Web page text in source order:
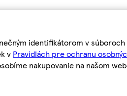
identifikátorom v
v Pravidlách pre ochranu
nakupovanie na našom